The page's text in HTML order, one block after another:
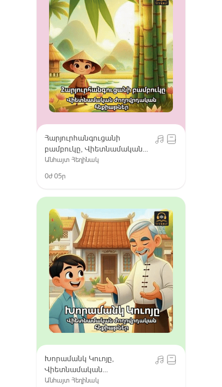
Հարյուրհանգուցանի
բամբուկը, Վիետնամական
ժողովրդական հեքիաթներ
Անհայտ Հեղինակ
0ժ 05ր
Խորամանկ Կուոյը,
Վիետնամական
ժողովրդական հեքիաթներ
Անհայտ Հեղինակ